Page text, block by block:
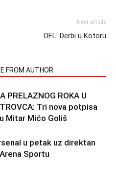
Next article
OFL: Derbi u Kotoru
FROM AUTHOR
PRELAZNOG ROKA U
Tri nova potpisa
Mitar Mićo Goliš
u petak uz direktan
Sportu